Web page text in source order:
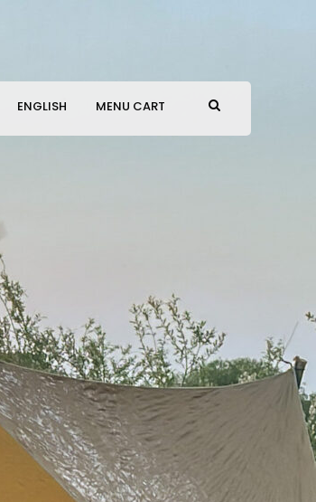
ENGLISH MENU CART